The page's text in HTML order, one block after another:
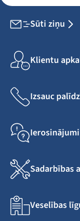
Sūti ziņu
Klientu
Izsauc
Sadarbības
Veselības